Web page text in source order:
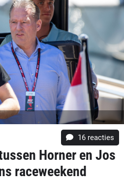
16 reacties
Horner en Jos
raceweekend